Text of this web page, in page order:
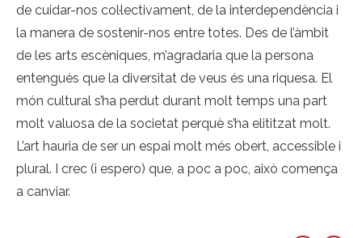
de cuidar-nos col·lectivament, de la interdependència i
la manera de sostenir-nos entre totes. Des de l’àmbit
de les arts escèniques, m’agradaria que la persona
entengués que la diversitat de veus és una riquesa. El
món cultural s’ha perdut durant molt temps una part
molt valuosa de la societat perquè s’ha elititzat molt.
L’art hauria de ser un espai molt més obert, accessible i
plural. I crec (i espero) que, a poc a poc, això comença
a canviar.